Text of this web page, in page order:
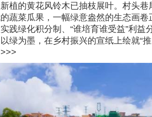
植的黄花风铃木已抽枝展叶。村头巷
蔬菜瓜果，一幅绿意盎然的生态画
践绿化积分制、“谁培育谁受益”利益
绿为墨，在乡村振兴的宣纸上绘就“